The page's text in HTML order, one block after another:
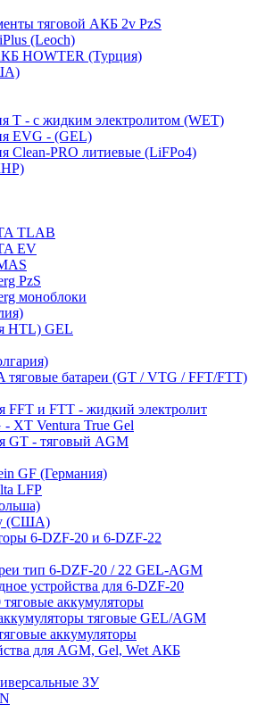
тяговой АКБ 2v PzS
(Leoch)
HOWTER (Турция)
T - с жидким электролитом (WET)
EVG - (GEL)
Clean-PRO литиевые (LiFPo4)
TLAB
EV
PzS
моноблоки
HTL) GEL
тяговые батареи (GT / VTG / FFT/FTT)
FFT и FTT - жидкий электролит
XT Ventura True Gel
GT - тяговый AGM
GF (Германия)
LFP
(США)
6-DZF-20 и 6-DZF-22
тип 6-DZF-20 / 22 GEL-AGM
устройства для 6-DZF-20
аккумуляторы
тяговые GEL/AGM
аккумуляторы
для AGM, Gel, Wet АКБ
ЗУ